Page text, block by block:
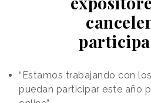
“Estamos trabajando con
puedan participar este año